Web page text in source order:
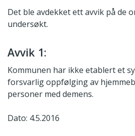
Det ble avdekket ett avvik på de
undersøkt.
Avvik 1:
Kommunen har ikke etablert et
forsvarlig oppfølging av
personer med demens.
Dato: 4.5.2016